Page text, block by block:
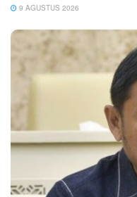
9 AGUSTUS 2026